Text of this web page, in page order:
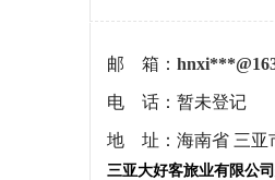
邮 箱：
电 话： 暂未登记
地 址： 海南省 三亚
三亚大好客旅业有限公司